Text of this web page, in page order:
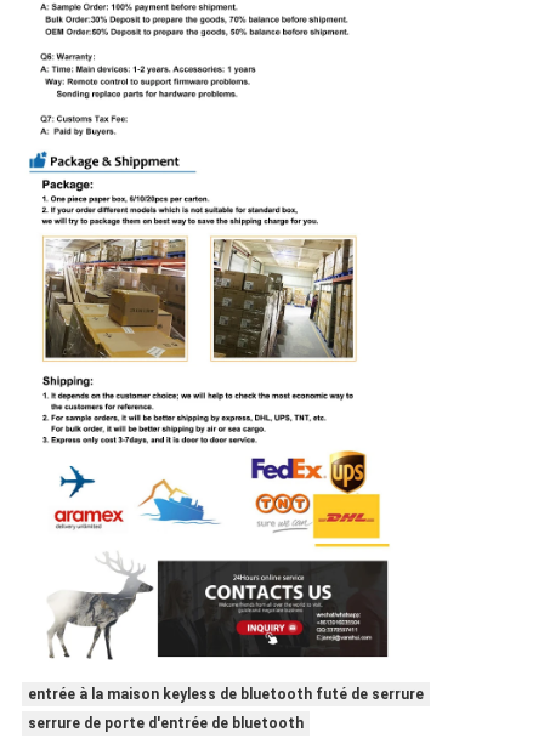
entrée à la maison keyless de bluetooth futé de serrure
serrure de porte d'entrée de bluetooth